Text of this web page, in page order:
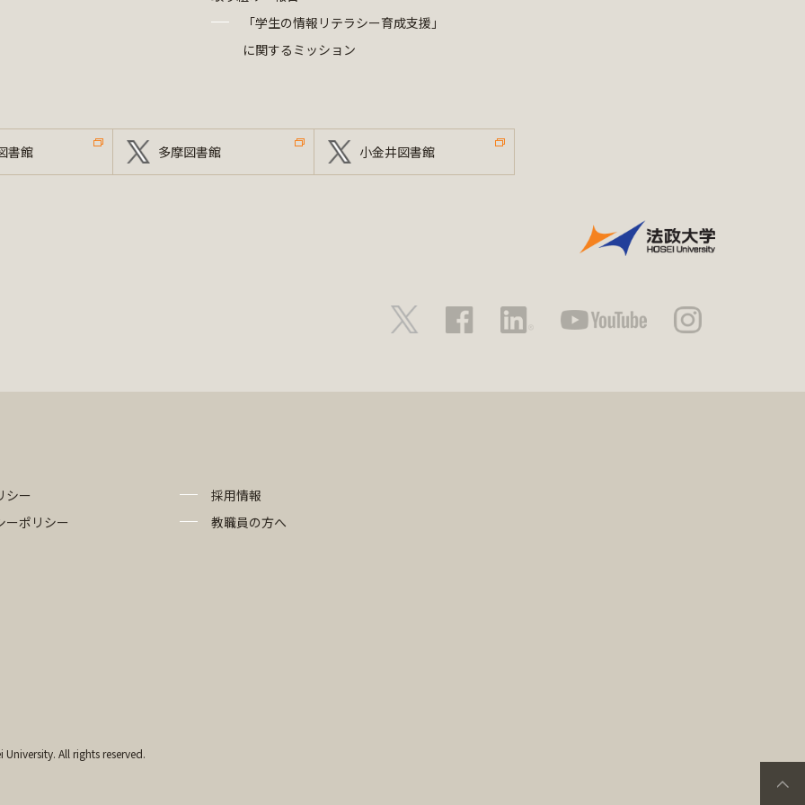
「学生の情報リテラシー育成支援」
に関するミッション
書館 多摩図書館 小金井図書館
シー
ーポリシー
採用情報
教職員の方へ
All rights reserved.